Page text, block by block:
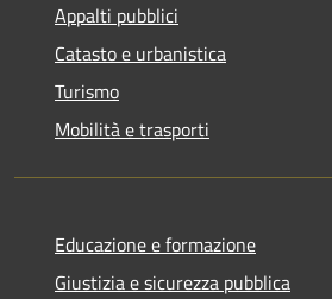
Appalti pubblici
Catasto e urbanistica
Turismo
Mobilità e trasporti
Educazione e formazione
Giustizia e sicurezza pubblica